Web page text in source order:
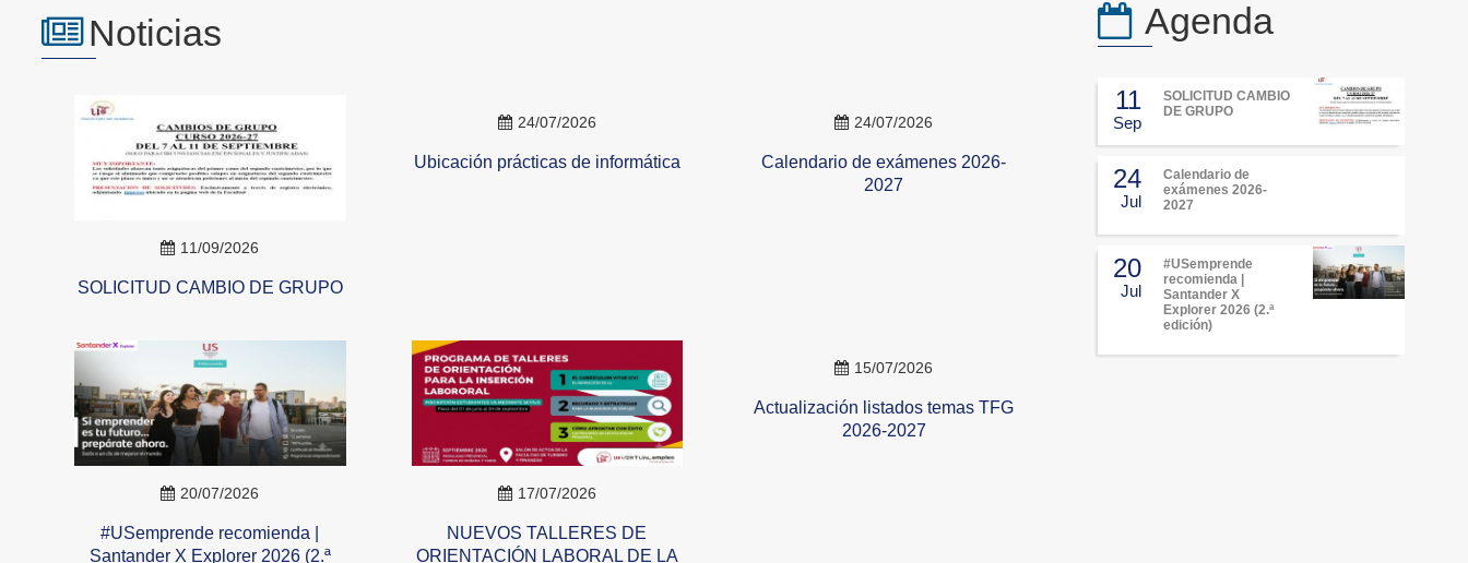
Noticias
11/09/2026
SOLICITUD CAMBIO DE GRUPO
24/07/2026
Ubicación prácticas de informática
24/07/2026
Calendario de exámenes 2026-
2027
20/07/2026
#USemprende recomienda |
Santander X Explorer 2026 (2.ª
17/07/2026
NUEVOS TALLERES DE
ORIENTACIÓN LABORAL DE LA
15/07/2026
Actualización listados temas TFG
2026-2027
Agenda
11
Sep
SOLICITUD CAMBIO
DE GRUPO
24
Jul
Calendario de
exámenes 2026-
2027
20
Jul
#USemprende
recomienda |
Santander X
Explorer 2026 (2.ª
edición)